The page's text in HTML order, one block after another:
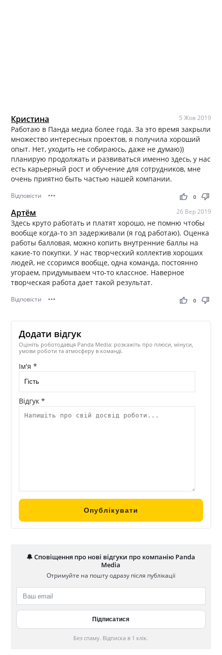
Кристина 5 Жов 2019
Работаю в Панда медиа более года. За это время закрыли
множество интересных проектов, я получила хороший
опыт. Нет, уходить не собираюсь, даже не думаю))
планирую продолжать и развиваться именно здесь, у нас
есть карьерный рост и обучение для сотрудников, мне
очень приятно быть частью нашей компании.
Відповісти ••• thumb_up thumb_down
0
Артём 26 Вер 2019
Здесь круто работать и платят хорошо, не помню чтобы
вообще когда-то зп задерживали (я год работаю). Оценка
работы балловая, можно копить внутренние баллы на
какие-то покупки. У нас творческий коллектив хороших
людей, не ссоримся вообще, одна команда, постоянно
угораем, придумываем что-то классное. Наверное
творческая работа дает такой результат.
Відповісти ••• thumb_up thumb_down
0
Додати відгук
Оцініть роботодавця Panda Media: розкажіть про плюси, мінуси,
умови роботи та атмосферу в команді.
Ім'я *
Відгук *
🔔 Сповіщення про нові відгуки про компанію Panda
Media
Отримуйте на пошту одразу після публікації
Без спаму. Відписка в 1 клік.